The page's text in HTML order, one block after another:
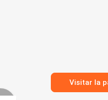
Visitar la